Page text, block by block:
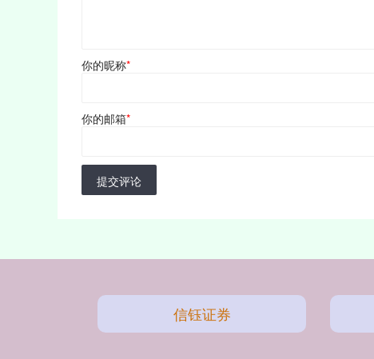
你的昵称*
你的邮箱*
提交评论
信钰证券